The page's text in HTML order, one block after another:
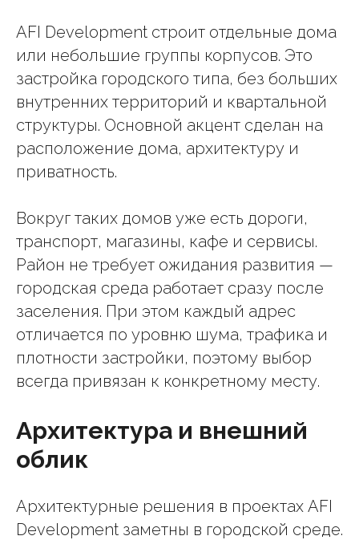
AFI Development строит отдельные дома
или небольшие группы корпусов. Это
застройка городского типа, без больших
внутренних территорий и квартальной
структуры. Основной акцент сделан на
расположение дома, архитектуру и
приватность.
Вокруг таких домов уже есть дороги,
транспорт, магазины, кафе и сервисы.
Район не требует ожидания развития —
городская среда работает сразу после
заселения. При этом каждый адрес
отличается по уровню шума, трафика и
плотности застройки, поэтому выбор
всегда привязан к конкретному месту.
Архитектура и внешний
облик
Архитектурные решения в проектах AFI
Development заметны в городской среде.